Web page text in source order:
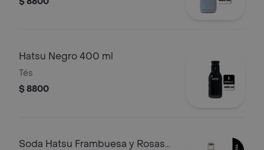
Hatsu Negro 400 ml
Tés
$ 8800
Soda Hatsu Frambuesa y Rosas